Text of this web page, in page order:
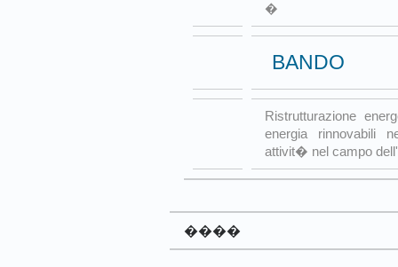
�
BANDO
Ristrutturazione
energia rinnovabili
attivit� nel campo
����